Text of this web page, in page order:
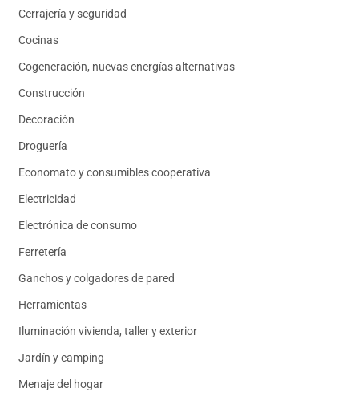
Cerrajería y seguridad
Cocinas
Cogeneración, nuevas energías alternativas
Construcción
Decoración
Droguería
Economato y consumibles cooperativa
Electricidad
Electrónica de consumo
Ferretería
Ganchos y colgadores de pared
Herramientas
Iluminación vivienda, taller y exterior
Jardín y camping
Menaje del hogar